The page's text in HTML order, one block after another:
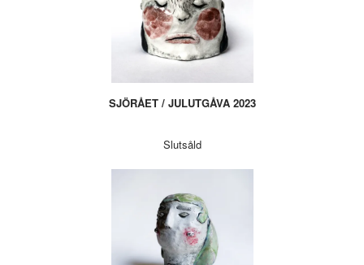
SJÖRÅET / JULUTGÅVA 2023
Slutsåld